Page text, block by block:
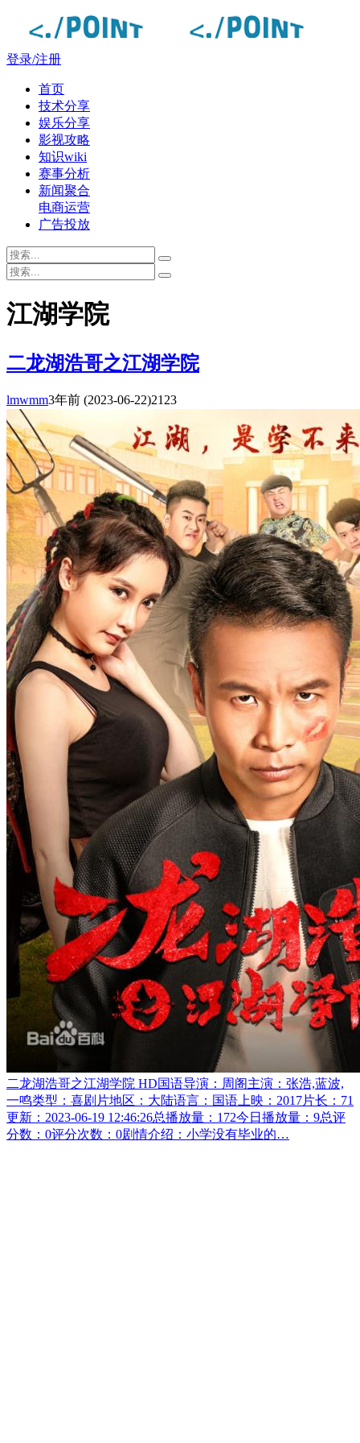
登录/注册
首页
技术分享
娱乐分享
影视攻略
知识wiki
赛事分析
新闻聚合
电商运营
广告投放
江湖学院
二龙湖浩哥之江湖学院
lmwmm3年前 (2023-06-22)2123
二龙湖浩哥之江湖学院 HD国语导演：周阁主演：张浩,蓝波,
一鸣类型：喜剧片地区：大陆语言：国语上映：2017片长：71
更新：2023-06-19 12:46:26总播放量：172今日播放量：9总评
分数：0评分次数：0剧情介绍：小学没有毕业的…